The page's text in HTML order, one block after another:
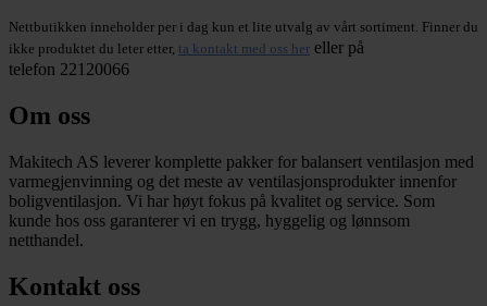
Nettbutikken inneholder per i dag kun et lite utvalg av vårt sortiment. Finner du
ikke produktet du leter etter, ta kontakt med oss her eller på
telefon 22120066
Om oss
Makitech AS leverer komplette pakker for balansert ventilasjon med
varmegjenvinning og det meste av ventilasjonsprodukter innenfor
boligventilasjon. Vi har høyt fokus på kvalitet og service. Som
kunde hos oss garanterer vi en trygg, hyggelig og lønnsom
netthandel.
Kontakt oss